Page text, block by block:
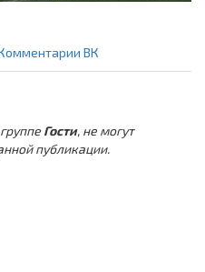
ВК
Гости, не могут
публикации.